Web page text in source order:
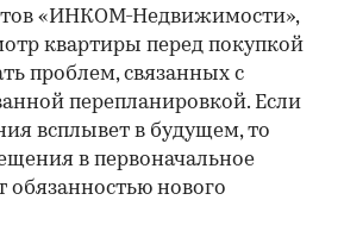
«ИНКОМ-Недвижимости»,
квартиры перед покупкой
проблем, связанных с
перепланировкой. Если
всплывет в будущем, то
в первоначальное
обязанностью нового